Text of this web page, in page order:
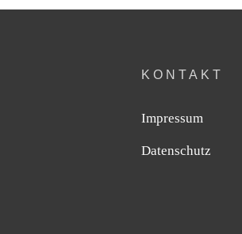
KONTAKT
Impressum
Datenschutz